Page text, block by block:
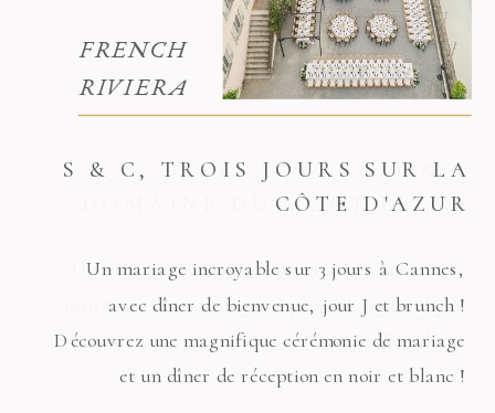
Un mariage incroyable sur 3 jours à Cannes,
avec dîner de bienvenue, jour J et brunch !
Découvrez une magnifique cérémonie de mariage
et un dîner de réception en noir et blanc !
S & C, TROIS JOURS SUR LA
CÔTE D'AZUR
FRENCH
RIVIERA